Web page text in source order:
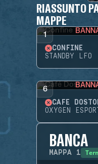
RIASSUNTO
MAPPE
1
CONFINE
STANDBY LFO
6
CAFÉ
OXYGEN
BANCA
MAPPA 1